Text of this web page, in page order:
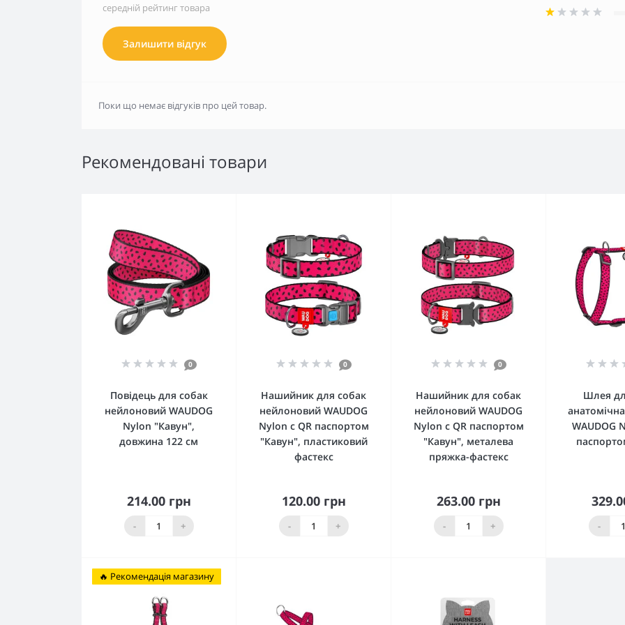
середній рейтинг товара
Залишити відгук
Поки що немає відгуків про цей товар.
Рекомендовані товари
0
Повідець для собак
нейлоновий WAUDOG
Nylon "Кавун",
довжина 122 см
214.00 грн
- +
Купити
0
Нашийник для собак
нейлоновий WAUDOG
Nylon c QR паспортом
"Кавун", пластиковий
фастекс
120.00 грн
- +
Купити
0
Нашийник для собак
нейлоновий WAUDOG
Nylon c QR паспортом
"Кавун", металева
пряжка-фастекс
263.00 грн
- +
Купити
Шлея
WAUDOG
-
🔥 Рекомендація магазину